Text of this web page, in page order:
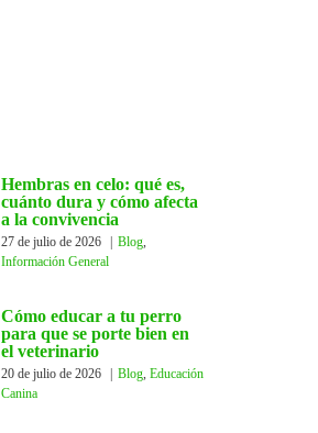
Hembras en celo: qué es,
cuánto dura y cómo afecta
a la convivencia
27 de julio de 2026 Blog,
Información General
Cómo educar a tu perro
para que se porte bien en
el veterinario
20 de julio de 2026 Blog,Educación
Canina